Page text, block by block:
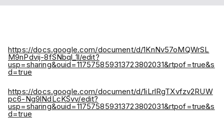
https://docs.google.com/document/d/1KnNv57oMQWrSL
M9nPdvij-8fSNbql_1l/edit?
usp=sharing&ouid=117575859313723802031&rtpof=true&s
d=true
https://docs.google.com/document/d/1iLrlRgTXvfzv2RUW
pc6-Ng9lNdLcKSvv/edit?
usp=sharing&ouid=117575859313723802031&rtpof=true&s
d=true